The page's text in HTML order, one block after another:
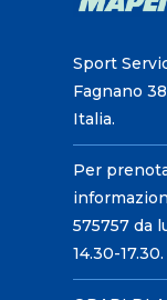
Sport
Fagnano
Italia.
Per
575757 da
14.30-17.30.